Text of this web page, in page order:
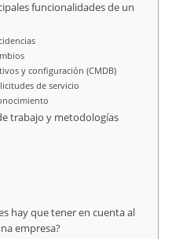
funcionalidades de un
y configuración (CMDB)
de servicio
trabajo y metodologías
hay que tener en cuenta al
empresa?